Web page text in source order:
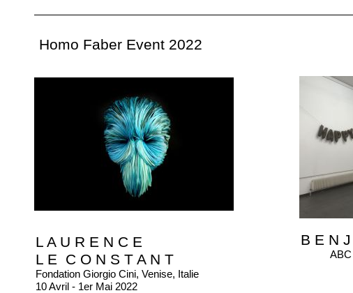
L A U R E N C E
L E C O N S T A N T
Fondation Giorgio Cini, Venise, Italie
10 Avril - 1er Mai 2022
Homo Faber Event 2022
B E N